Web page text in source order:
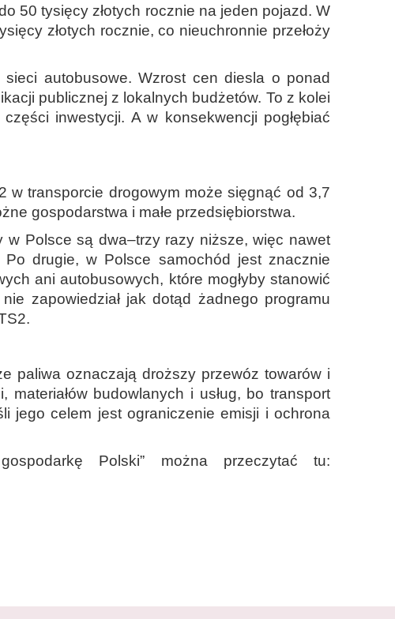
50 tysięcy złotych rocznie na jeden pojazd. W
złotych rocznie, co nieuchronnie przełoży
autobusowe. Wzrost cen diesla o ponad
publicznej z lokalnych budżetów. To z kolei
inwestycji. A w konsekwencji pogłębiać
w transporcie drogowym może sięgnąć od 3,7
gospodarstwa i małe przedsiębiorstwa.
w Polsce są dwa–trzy razy niższe, więc nawet
drugie, w Polsce samochód jest znacznie
ani autobusowych, które mogłyby stanowić
zapowiedział jak dotąd żadnego programu
paliwa oznaczają droższy przewóz towarów i
budowlanych i usług, bo transport
jego celem jest ograniczenie emisji i ochrona
Polski” można przeczytać tu: